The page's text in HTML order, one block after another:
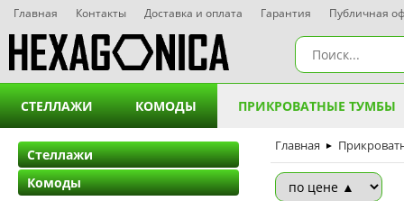
Главная Контакты Доставка и оплата Гарантия Публичная
СТЕЛЛАЖИ
Стеллажи - 3 полки
Стеллажи - 4 полки
КОМОДЫ
Комоды - 2 ящика
Комоды - 3 ящика
ПРИКРОВАТНЫЕ ТУМБЫ
Стеллажи
Комоды
Главная ►